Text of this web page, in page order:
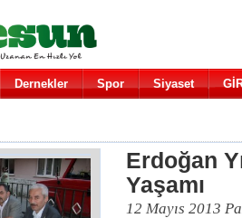
Dernekler Spor Siyaset
Erdoğan
Yaşamı
12 Mayıs 2013